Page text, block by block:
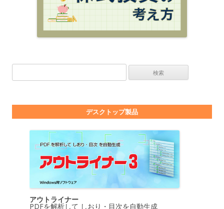
デスクトップ製品
アウトライナー
PDFを解析して しおり・目次を自動生成